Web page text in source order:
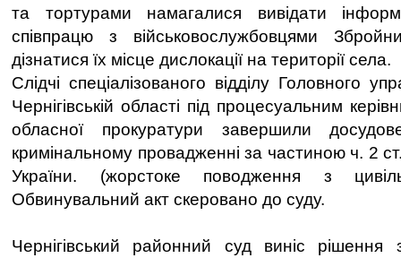
та тортурами намагалися вивідати
співпрацю з військовослужбовцями
дізнатися їх місце дислокації на території села.
Слідчі спеціалізованого відділу Головного
Чернігівській області під процесуальним
обласної прокуратури завершили
кримінальному провадженні за частиною ч. 2
України. (жорстоке поводження з
Обвинувальний акт скеровано до суду.
Чернігівський районний суд виніс рішення